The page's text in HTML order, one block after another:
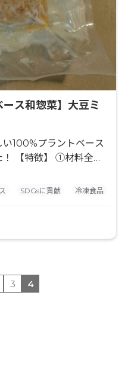
ス和惣菜】大豆ミ
100%プラントベース
！ 【特徴】 ①材料全
ンド対応にも◎ ②60
業で製造し守り続けて
解消に◎ ④おいしい和惣
でない方も楽しめる！
楽しめる、やさしいお
・お弁当・お通しなどの
SDGsに貢献 冷凍食品
3 4